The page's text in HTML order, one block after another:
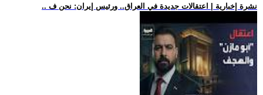
.. نشرة إخبارية | اعتقالات جديدة في العراق.. ورئيس إيران: نحن ف